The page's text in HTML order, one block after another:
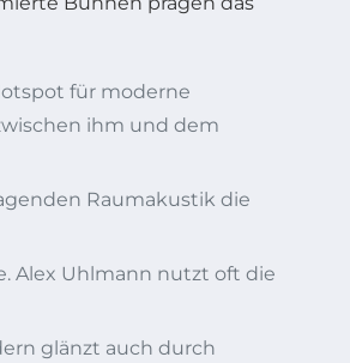
für moderne
ihm und dem
Raumakustik die
Alex Uhlmann nutzt oft die
glänzt auch durch